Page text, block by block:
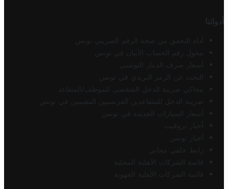
أدواتنا
أداة التحقق من صحة الرقم الضريبي تونس
محول رقم الحساب الآيبان في تونس
أسعار صرف الدينار التونسي
البحث عن الرمز البريدي في تونس
محاكي ضريبة الدخل الشخصي للموظف/المتقاعد
ضريبة الدخل للمتقاعدين الفرنسيين المقيمين في تونس
أسعار السيارات الجديدة في تونس
أخبار تروفيت
أخبار تونس
رابط خلفي مجاني
قائمة الشركات الأهلية المحلية
قائمة الشركات الأهلية الجهوية